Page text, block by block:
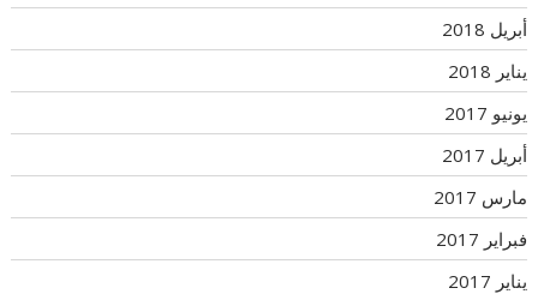
أبريل 2018
يناير 2018
يونيو 2017
أبريل 2017
مارس 2017
فبراير 2017
يناير 2017